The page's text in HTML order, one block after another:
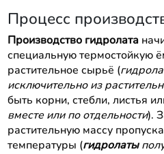
Процесс
Производство гидролата
специальную термостойкую
растительное сырьё (
исключительно из
быть корни, стебли, листья
вместе или по отдельности).
растительную массу
температуры (гидролаты